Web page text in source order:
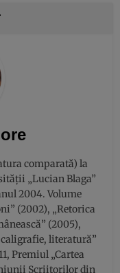
comparată) la
„Lucian Blaga”
2004. Volume
(2002), „Retorica
(2005),
literatură”
Premiul „Cartea
Scriitorilor din